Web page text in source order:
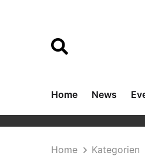
Home News
Home Kategorien